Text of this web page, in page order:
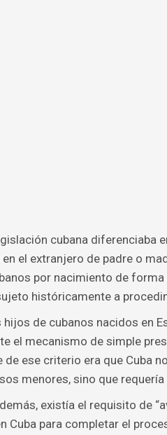
cubana diferenciaba
el extranjero de padre o
por nacimiento de
históricamente a
hijos de cubanos nacidos en
el mecanismo de simple
de ese criterio era que Cuba
menores, sino que
existía el requisito de
Cuba para completar el